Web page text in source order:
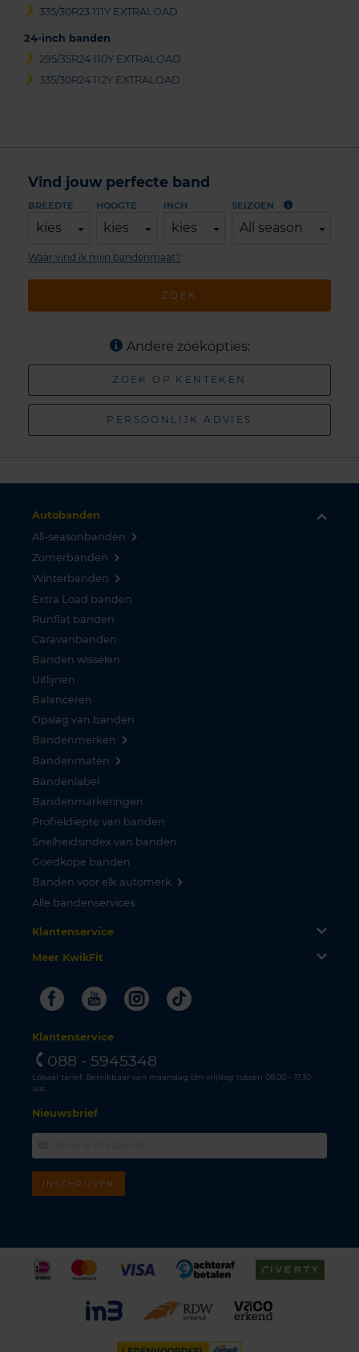
335/30R23 111Y EXTRALOAD
24-inch banden
295/35R24 110Y EXTRALOAD
335/30R24 112Y EXTRALOAD
Vind jouw perfecte band
BREEDTE
kies
HOOGTE
kies
INCH
kies
SEIZOEN
All season
ZOEK
Waar vind ik mijn bandenmaat?
Andere zoekopties:
ZOEK OP KENTEKEN
PERSOONLIJK ADVIES
Autobanden
All-seasonbanden
Zomerbanden
Winterbanden
Extra Load banden
Runflat banden
Caravanbanden
Banden wisselen
Uitlijnen
Balanceren
Opslag van banden
Bandenmerken
Bandenmaten
Bandenlabel
Bandenmarkeringen
Profieldiepte van banden
Snelheidsindex van banden
Goedkope banden
Banden voor elk automerk
Alle bandenservices
Klantenservice
Meer KwikFit
FacebookYoutubeInstagram
Tiktok
Klantenservice
088 - 5945348
Lokaal tarief. Bereikbaar van maandag t/m vrijdag tussen 08.00 - 17.30
uur.
Nieuwsbrief
INSCHRIJVEN